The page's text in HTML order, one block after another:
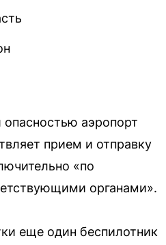
аэропорт
прием и отправку
«по
органами».
еще один беспилотник